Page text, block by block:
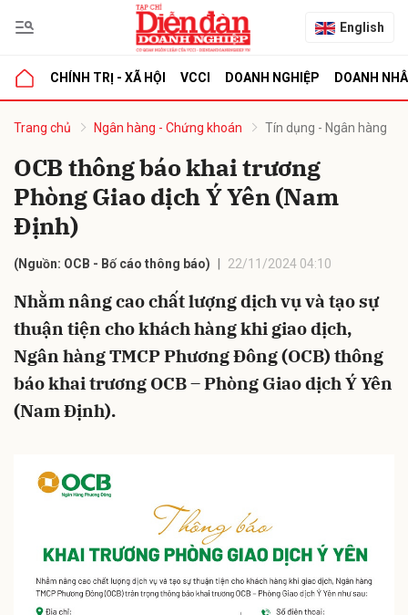
English
CHÍNH TRỊ - XÃ HỘI VCCI DOANH NGHIỆP DOANH
Trang chủ Ngân hàng - Chứng khoán Tín dụng - Ngân hàng
OCB thông báo khai trương
Phòng Giao dịch Ý Yên (Nam
Định)
(Nguồn: OCB - Bố cáo thông báo) 22/11/2024 04:10
Nhằm nâng cao chất lượng dịch vụ và tạo sự
thuận tiện cho khách hàng khi giao dịch,
Ngân hàng TMCP Phương Đông (OCB) thông
báo khai trương OCB – Phòng Giao dịch Ý Yên
(Nam Định).
luận
Hủy